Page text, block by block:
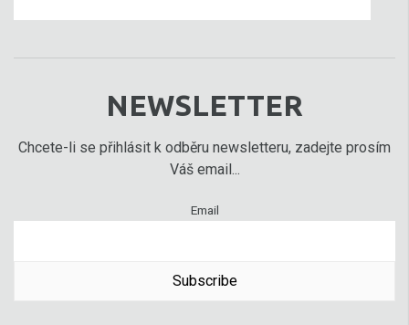
NEWSLETTER
Chcete-li se přihlásit k odběru newsletteru, zadejte prosím
Váš email...
Email
Subscribe